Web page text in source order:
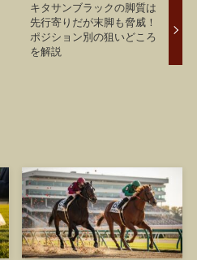
キタサンブラックの脚質は
先行寄りだが末脚も脅威！
ポジション別の狙いどころ
を解説